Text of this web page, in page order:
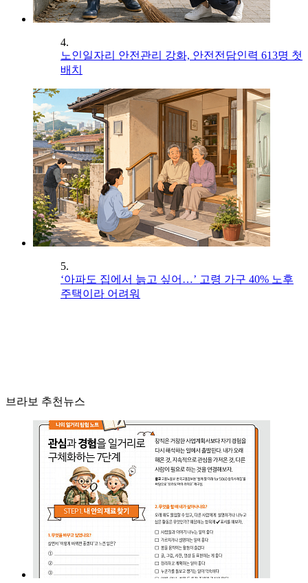
4.
노인일자리 안전관리 강화, 안전전담인력 613명 첫
배치
5.
‘아파도 집에서 늙고 싶어…’ 고령 가구 40% 노후
주택이라 어려워
브라보 추천뉴스